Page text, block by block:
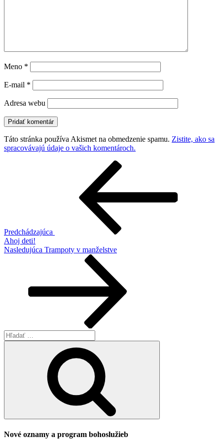
Meno *
E-mail *
Adresa webu
Táto stránka používa Akismet na obmedzenie spamu. Zistite, ako sa
spracovávajú údaje o vašich komentároch.
Predchádzajúca
Ahoj deti!
Ďalší
Nasledujúca Trampoty v manželstve
Hľadať:
Nové oznamy a program bohoslužieb